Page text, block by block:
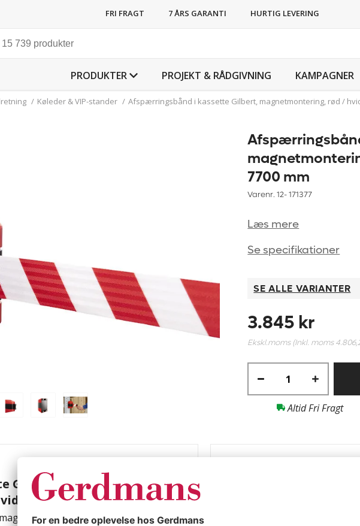
FRI FRAGT 7 ÅRS GARANTI HURTIG LEVERING
PRODUKTER PROJEKT & RÅDGIVNING KAMPAGNER
/ Køleder & VIP-stander / Afspærringsbånd i kassette Gilbert, magnetmontering, rød /
7700 mm
Varenr. 12-171377
Læs mere
Se specifikationer
SE ALLE VARIANTER
3.845 kr
Ekskl.moms (Inkl. moms
Altid Fri Fragt
Gilbert,
båndudtræk 7700 mm
rød / hvid,
Afspærringsbånd i